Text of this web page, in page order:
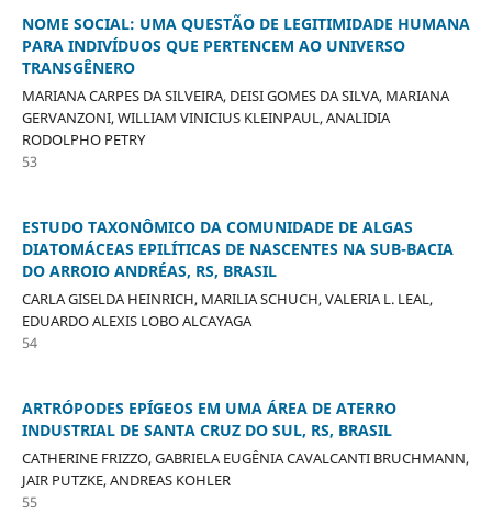
NOME SOCIAL: UMA QUESTÃO DE LEGITIMIDADE HUMANA
PARA INDIVÍDUOS QUE PERTENCEM AO UNIVERSO
TRANSGÊNERO
MARIANA CARPES DA SILVEIRA, DEISI GOMES DA SILVA, MARIANA
GERVANZONI, WILLIAM VINICIUS KLEINPAUL, ANALIDIA
RODOLPHO PETRY
53
ESTUDO TAXONÔMICO DA COMUNIDADE DE ALGAS
DIATOMÁCEAS EPILÍTICAS DE NASCENTES NA SUB-BACIA
DO ARROIO ANDRÉAS, RS, BRASIL
CARLA GISELDA HEINRICH, MARILIA SCHUCH, VALERIA L. LEAL,
EDUARDO ALEXIS LOBO ALCAYAGA
54
ARTRÓPODES EPÍGEOS EM UMA ÁREA DE ATERRO
INDUSTRIAL DE SANTA CRUZ DO SUL, RS, BRASIL
CATHERINE FRIZZO, GABRIELA EUGÊNIA CAVALCANTI BRUCHMANN,
JAIR PUTZKE, ANDREAS KOHLER
55